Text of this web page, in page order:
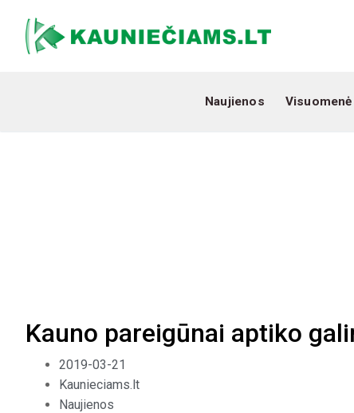
Naujienos
Kauno pareigūnai aptiko
2019-03-21
Kaunieciams.lt
Naujienos